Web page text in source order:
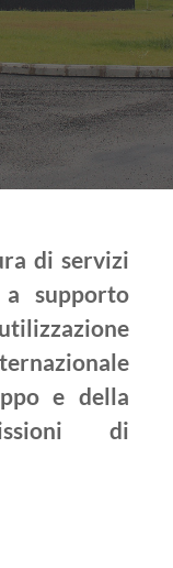
di servizi
supporto
e della
di